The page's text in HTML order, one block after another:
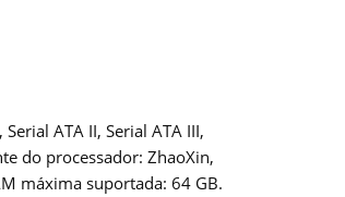
ATA II, Serial ATA III,
do processador: ZhaoXin,
máxima suportada: 64 GB.